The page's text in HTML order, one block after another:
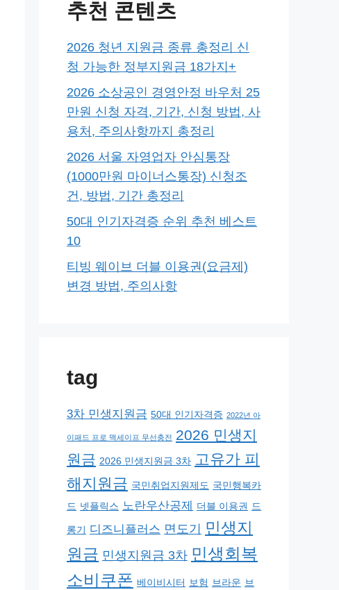
추천 콘텐츠
2026 청년 지원금 종류 총정리 신
청 가능한 정부지원금 18가지+
2026 소상공인 경영안정 바우처 25
만원 신청 자격, 기간, 신청 방법, 사
용처, 주의사항까지 총정리
2026 서울 자영업자 안심통장
(1000만원 마이너스통장) 신청조
건, 방법, 기간 총정리
50대 인기자격증 순위 추천 베스트
10
티빙 웨이브 더블 이용권(요금제)
변경 방법, 주의사항
tag
3차 민생지원금 50대 인기자격증 2022년 아
이패드 프로 맥세이프 무선충전 2026 민생지
원금 2026 민생지원금 3차 고유가 피
해지원금 국민취업지원제도 국민행복카
드 넷플릭스 노란우산공제 더블 이용권 드
롱기 디즈니플러스 면도기 민생지
원금 민생지원금 3차 민생회복
소비쿠폰 베이비시터 보험 브라운 브